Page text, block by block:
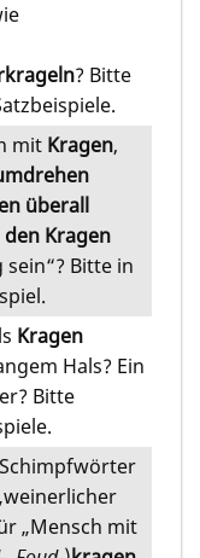
? Bitte
mit Kragen,
überall
den Kragen
sein“? Bitte in
Kragen
Hals? Ein
Bitte
„Mensch mit